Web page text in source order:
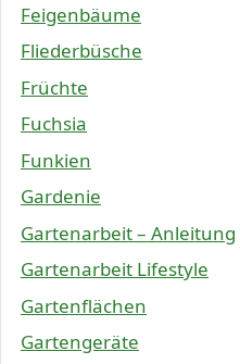
Feigenbäume
Fliederbüsche
Früchte
Fuchsia
Funkien
Gardenie
Gartenarbeit – Anleitung
Gartenarbeit Lifestyle
Gartenflächen
Gartengeräte